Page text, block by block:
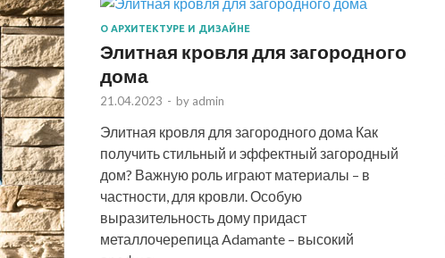
О АРХИТЕКТУРЕ И ДИЗАЙНЕ
Элитная кровля для загородного
дома
21.04.2023 - by admin
Элитная кровля для загородного дома Как
получить стильный и эффектный загородный
дом? Важную роль играют материалы – в
частности, для кровли. Особую
выразительность дому придаст
металлочерепица Adamante – высокий